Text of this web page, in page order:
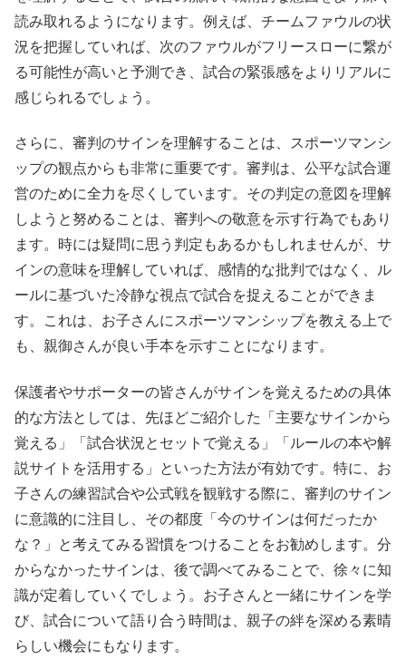
読み取れるようになります。例えば、チームファウルの状
況を把握していれば、次のファウルがフリースローに繋が
る可能性が高いと予測でき、試合の緊張感をよりリアルに
感じられるでしょう。
さらに、審判のサインを理解することは、スポーツマンシ
ップの観点からも非常に重要です。審判は、公平な試合運
営のために全力を尽くしています。その判定の意図を理解
しようと努めることは、審判への敬意を示す行為でもあり
ます。時には疑問に思う判定もあるかもしれませんが、サ
インの意味を理解していれば、感情的な批判ではなく、ル
ールに基づいた冷静な視点で試合を捉えることができま
す。これは、お子さんにスポーツマンシップを教える上で
も、親御さんが良い手本を示すことになります。
保護者やサポーターの皆さんがサインを覚えるための具体
的な方法としては、先ほどご紹介した「主要なサインから
覚える」「試合状況とセットで覚える」「ルールの本や解
説サイトを活用する」といった方法が有効です。特に、お
子さんの練習試合や公式戦を観戦する際に、審判のサイン
に意識的に注目し、その都度「今のサインは何だったか
な？」と考えてみる習慣をつけることをお勧めします。分
からなかったサインは、後で調べてみることで、徐々に知
識が定着していくでしょう。お子さんと一緒にサインを学
び、試合について語り合う時間は、親子の絆を深める素晴
らしい機会にもなります。